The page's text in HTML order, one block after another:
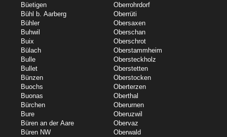
Büetigen
Bühl b. Aarberg
Bühler
Buhwil
Buix
Bülach
Bulle
Bullet
Bünzen
Buochs
Buonas
Bürchen
Bure
Büren an der Aare
Büren NW
Oberrohrdorf
Oberrüti
Obersaxen
Oberschan
Oberschrot
Oberstammheim
Obersteckholz
Oberstetten
Oberstocken
Oberterzen
Oberthal
Oberurnen
Oberuzwil
Obervaz
Oberwald